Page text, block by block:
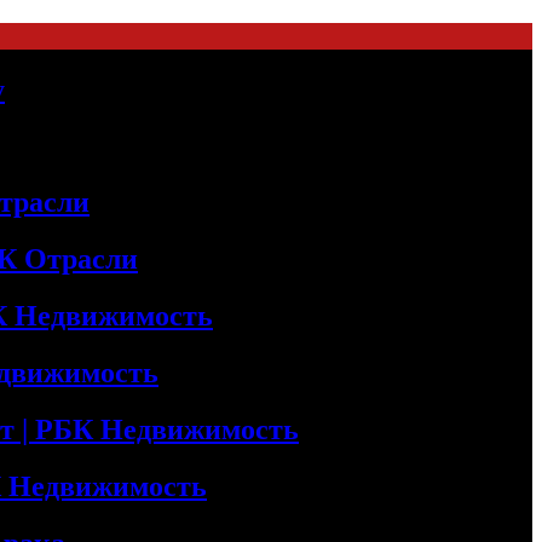
Отрасли
Недвижимость
| РБК Недвижимость
Недвижимость